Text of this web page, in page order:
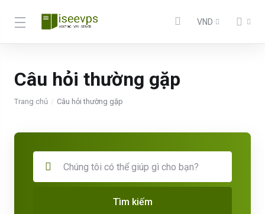
VND
Câu hỏi thường gặp
Trang chủ Câu hỏi thường gặp
Tìm kiếm